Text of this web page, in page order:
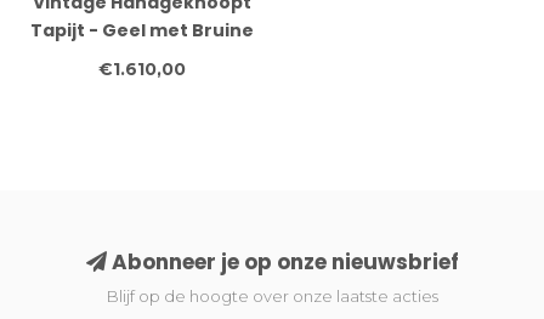
Tapijt - Geel met Bruine
Accenten - 179 x 120 cm
€1.610,00
Abonneer je op onze nieuwsbrief
Blijf op de hoogte over onze laatste acties